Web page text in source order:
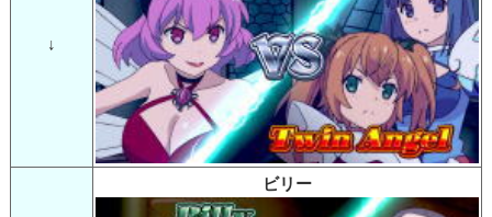
↓
ビリー